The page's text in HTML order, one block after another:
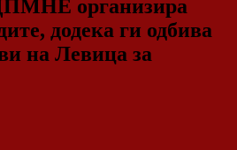
организира
додека ги одбива
на Левица за